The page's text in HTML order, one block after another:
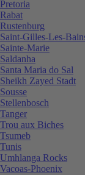
Pretoria
Rabat
Rustenburg
Saint-Gilles-Les-
Sainte-Marie
Saldanha
Santa Maria do Sal
Sheikh Zayed Stadt
Sousse
Stellenbosch
Tanger
Trou aux Biches
Tsumeb
Tunis
Umhlanga Rocks
Vacoas-Phoenix